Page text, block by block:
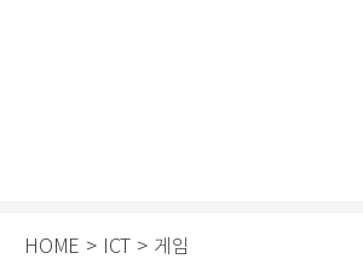
HOME > ICT > 게임